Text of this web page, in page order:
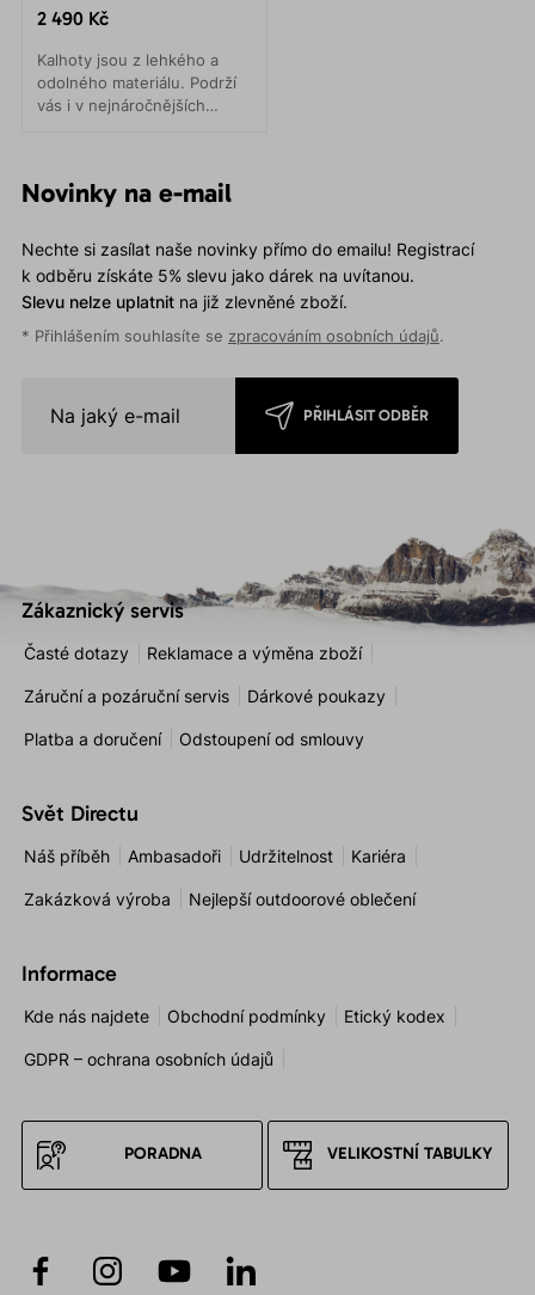
2 490 Kč
Kalhoty jsou z lehkého a
odolného materiálu. Podrží
vás i v nejnáročnějších
Novinky na e-mail
Nechte si zasílat naše novinky přímo do emailu! Registrací
k odběru získáte 5% slevu jako dárek na uvítanou.
Slevu nelze uplatnitna již zlevněné zboží.
* Přihlášením souhlasíte se zpracováním osobních údajů.
PŘIHLÁSIT ODBĚR
Zákaznický servis
Časté dotazy Reklamace a výměna zboží
Záruční a pozáruční servis Dárkové poukazy
Platba a doručení Odstoupení od smlouvy
Svět Directu
Náš příběh Ambasadoři Udržitelnost Kariéra
Zakázková výroba Nejlepší outdoorové oblečení
Informace
Kde nás najdete Obchodní podmínky Etický kodex
GDPR – ochrana osobních údajů
PORADNA VELIKOSTNÍ TABULKY